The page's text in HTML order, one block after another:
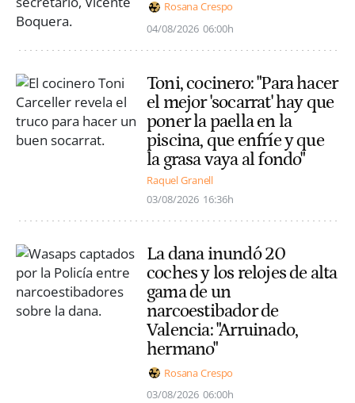
Rosana Crespo
04/08/2026 06:00h
Toni, cocinero: "Para hacer
el mejor 'socarrat' hay que
poner la paella en la
piscina, que enfríe y que
la grasa vaya al fondo"
Raquel Granell
03/08/2026 16:36h
La dana inundó 20
coches y los relojes de alta
gama de un
narcoestibador de
Valencia: "Arruinado,
hermano"
Rosana Crespo
03/08/2026 06:00h